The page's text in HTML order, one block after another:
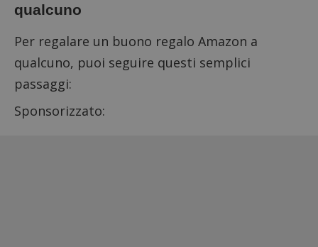
qualcuno
Per regalare un buono regalo Amazon a
qualcuno, puoi seguire questi semplici
passaggi:
Sponsorizzato: